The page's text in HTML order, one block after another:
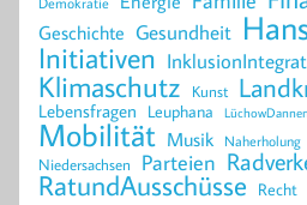
Geschichte Gesundheit
Initiativen
Klimaschutz Kunst
Lebensfragen Leuphana
Mobilität Musik Naherholung
Niedersachsen Parteien
RatundAusschüsse Recht